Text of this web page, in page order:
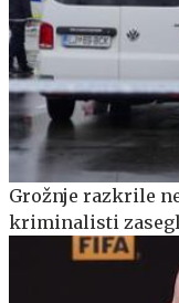
Grožnje razkrile
kriminalisti